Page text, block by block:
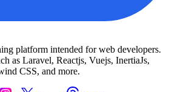
platform intended for web developers.
as Laravel, Reactjs, Vuejs, InertiaJs,
CSS, and more.